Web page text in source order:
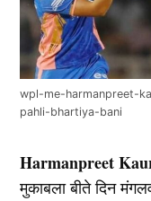
wpl-me-harmanpreet-
pahli-bhartiya-bani
Harmanpreet
मुकाबला बीते दिन